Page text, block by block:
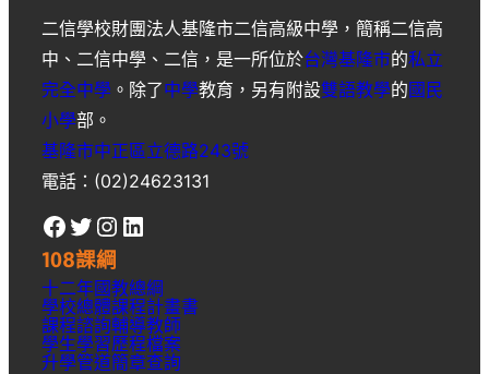
二信學校財團法人基隆市二信高級中學 ，簡稱二信高
中 、 二信中學 、 二信 ，是一所位於台灣基隆市的私立
完全中學 。除了中學教育，另有附設雙語教學的國民
小學部。
基隆市中正區立德路243號
電話：(02)24623131
Facebook Twitter Instagram LinkedIn
108課綱
十二年國教總綱
學校總體課程計畫書
課程諮詢輔導教師
學生學習歷程檔案
升學管道簡章查詢